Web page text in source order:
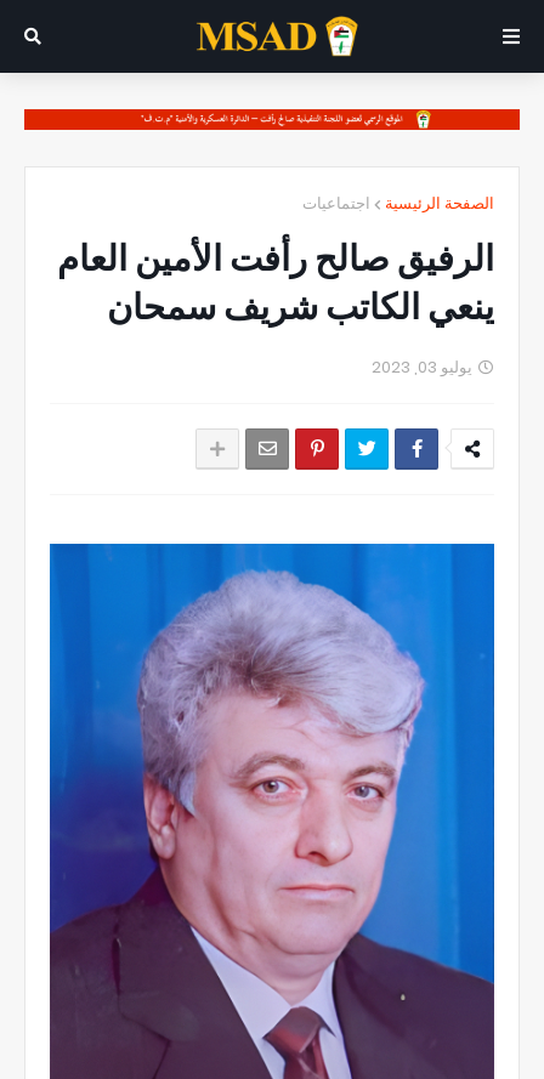
الصفحة الرئيسية اجتماعيات
الرفيق صالح رأفت الأمين العام
ينعي الكاتب شريف سمحان
يوليو 03, 2023